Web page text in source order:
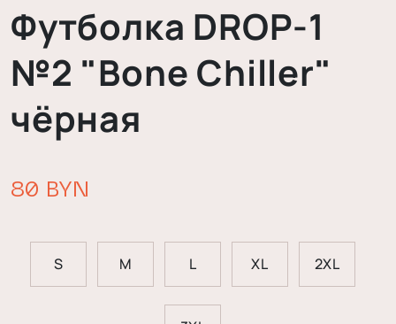
Футболка DROP-1
№2 "Bone Chiller"
чёрная
80 BYN
S M L XL 2XL